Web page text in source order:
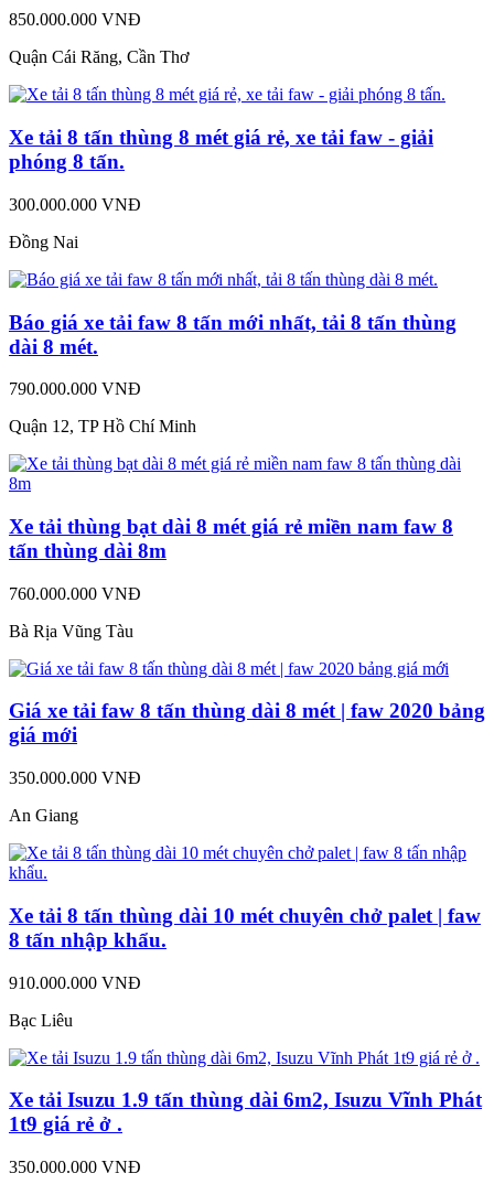
850.000.000 VNĐ
Quận Cái Răng, Cần Thơ
Xe tải 8 tấn thùng 8 mét giá rẻ, xe tải faw - giải
phóng 8 tấn.
300.000.000 VNĐ
Đồng Nai
Báo giá xe tải faw 8 tấn mới nhất, tải 8 tấn thùng
dài 8 mét.
790.000.000 VNĐ
Quận 12, TP Hồ Chí Minh
Xe tải thùng bạt dài 8 mét giá rẻ miền nam faw 8
tấn thùng dài 8m
760.000.000 VNĐ
Bà Rịa Vũng Tàu
Giá xe tải faw 8 tấn thùng dài 8 mét | faw 2020 bảng
giá mới
350.000.000 VNĐ
An Giang
Xe tải 8 tấn thùng dài 10 mét chuyên chở palet | faw
8 tấn nhập khẩu.
910.000.000 VNĐ
Bạc Liêu
Xe tải Isuzu 1.9 tấn thùng dài 6m2, Isuzu Vĩnh Phát
1t9 giá rẻ ở .
350.000.000 VNĐ